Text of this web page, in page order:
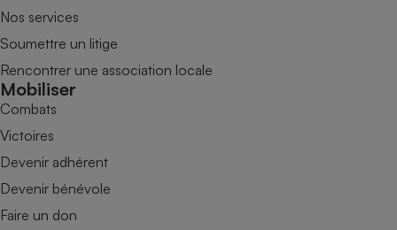
Nos services
Soumettre un litige
Rencontrer une association locale
Mobiliser
Combats
Victoires
Devenir adhérent
Devenir bénévole
Faire un don